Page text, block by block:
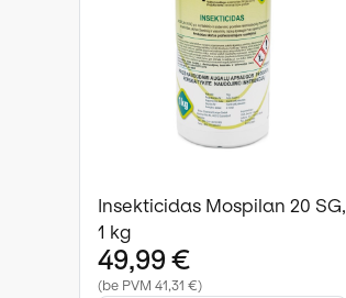
Insekticidas Mospilan 20 SG,
1 kg
49,99 €
(be PVM 41,31 €)